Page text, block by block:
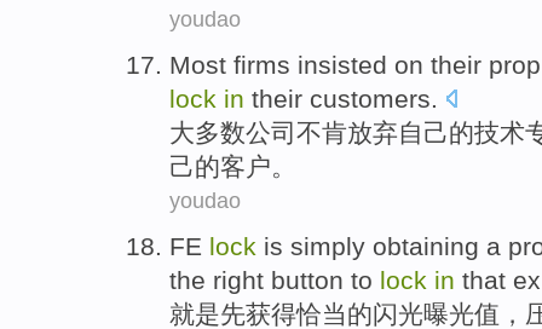
youdao
Most firms insisted on their
lock in their customers.
大多数公司 不肯放弃自己的技术
己的客户。
youdao
FE lock is simply obtaining a
the right button to lock in that
就是先获得恰当的闪光曝光值，